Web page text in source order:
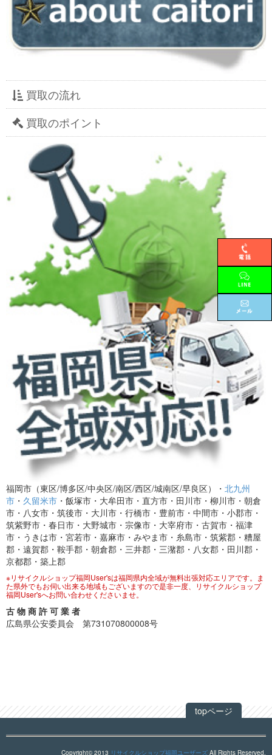
買取の流れ
買取のポイント
福岡市（東区/博多区/中央区/南区/西区/城南区/早良区）・ 北九州
市 ・ 久留米市 ・飯塚市・大牟田市・直方市・田川市・柳川市・朝倉
市・八女市・筑後市・大川市・行橋市・豊前市・中間市・小郡市・
筑紫野市・春日市・大野城市・宗像市・大宰府市・古賀市・福津
市・うきは市・宮若市・嘉麻市・みやま市・糸島市・筑紫郡・糟屋
郡・遠賀郡・鞍手郡・朝倉郡・三井郡・三潴郡・八女郡・田川郡・
京都郡・築上郡
※リサイクルショップ福岡User'sは福岡県内全域が無料出張対応エリアです。ま
た県外でもお伺い出来る地域もございますので是非一度、リサイクルショップ
福岡User'sへお問い合わせくださいませ。
古 物 商 許 可 業 者
広島県公安委員会 第731070800008号
topページ
Copyright© 2013 リサイクルショップ福岡ユーザーズ All Rights Reserved.